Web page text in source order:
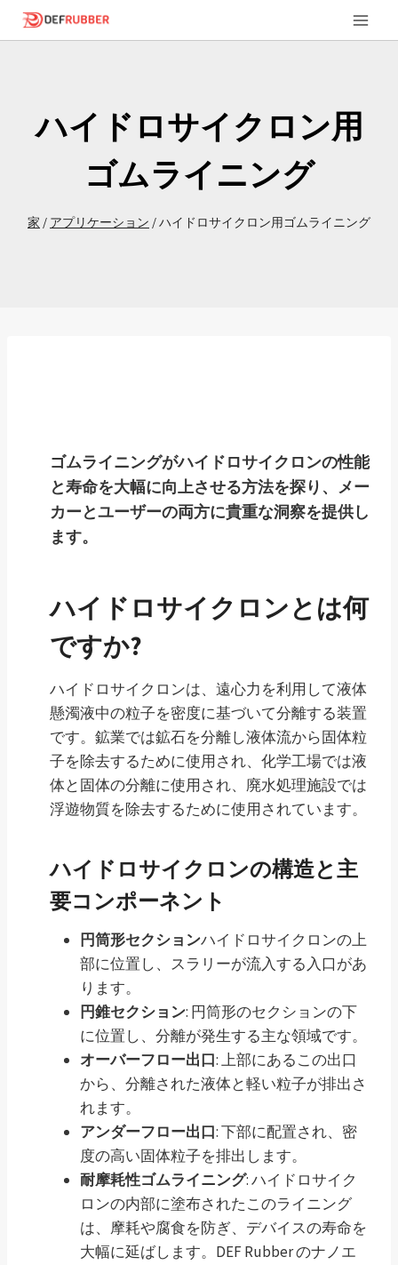
ハイドロサイクロン用
ゴムライニング
家 / アプリケーション /ハイドロサイクロン用ゴムライニング
ゴムライニングがハイドロサイクロンの性能
と寿命を大幅に向上させる方法を探り、メー
カーとユーザーの両方に貴重な洞察を提供し
ます。
ハイドロサイクロンとは何
ですか?
ハイドロサイクロンは、遠心力を利用して液体
懸濁液中の粒子を密度に基づいて分離する装置
です。鉱業では鉱石を分離し液体流から固体粒
子を除去するために使用され、化学工場では液
体と固体の分離に使用され、廃水処理施設では
浮遊物質を除去するために使用されています。
ハイドロサイクロンの構造と主
要コンポーネント
円筒形セクションハイドロサイクロンの上
部に位置し、スラリーが流入する入口があ
ります。
円錐セクション: 円筒形のセクションの下
に位置し、分離が発生する主な領域です。
オーバーフロー出口: 上部にあるこの出口
から、分離された液体と軽い粒子が排出さ
れます。
アンダーフロー出口: 下部に配置され、密
度の高い固体粒子を排出します。
耐摩耗性ゴムライニング: ハイドロサイク
ロンの内部に塗布されたこのライニング
は、摩耗や腐食を防ぎ、デバイスの寿命を
大幅に延ばします。DEF Rubber のナノエ